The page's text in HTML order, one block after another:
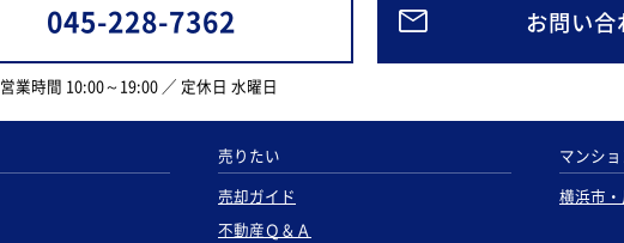
045-228-7362
営業時間 10:00～19:00 ／ 定休日 水曜日
お問い合
売りたい
売却ガイド
不動産Ｑ＆Ａ
マンシ
横浜市